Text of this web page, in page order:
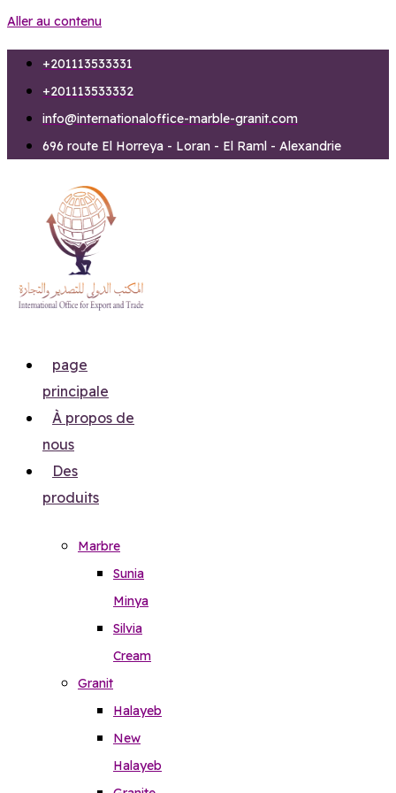
Aller au contenu
+201113533331
+201113533332
info@internationaloffice-marble-granit.com
696 route El Horreya - Loran - El Raml - Alexandrie
page
principale
À propos de
nous
Des
produits
Marbre
Sunia
Minya
Silvia
Cream
Granit
Halayeb
New
Halayeb